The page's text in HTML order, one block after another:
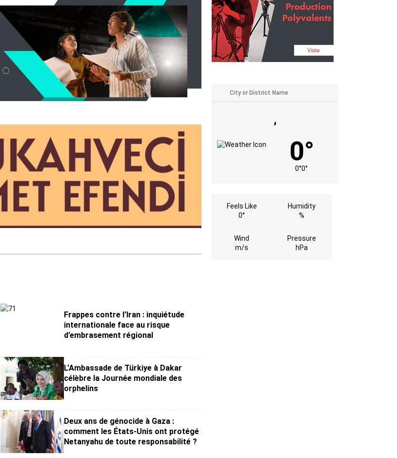
Frappes contre l’Iran : inquiétude
internationale face au risque
d’embrasement régional
L’Ambassade de Türkiye à Dakar
célèbre la Journée mondiale des
orphelins
Deux ans de génocide à Gaza :
comment les États-Unis ont protégé
Netanyahu de toute responsabilité ?
,
0°
0°0°
Feels Like
0°
Humidity
%
Wind
m/s
Pressure
hPa